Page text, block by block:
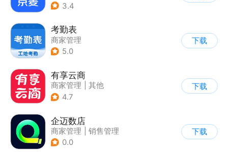
3.4
考勤表
商家管理
5.0
下载
有享云商
商家管理
其他
4.7
下载
企迈数店
商家管理
销售管理
0.0
下载